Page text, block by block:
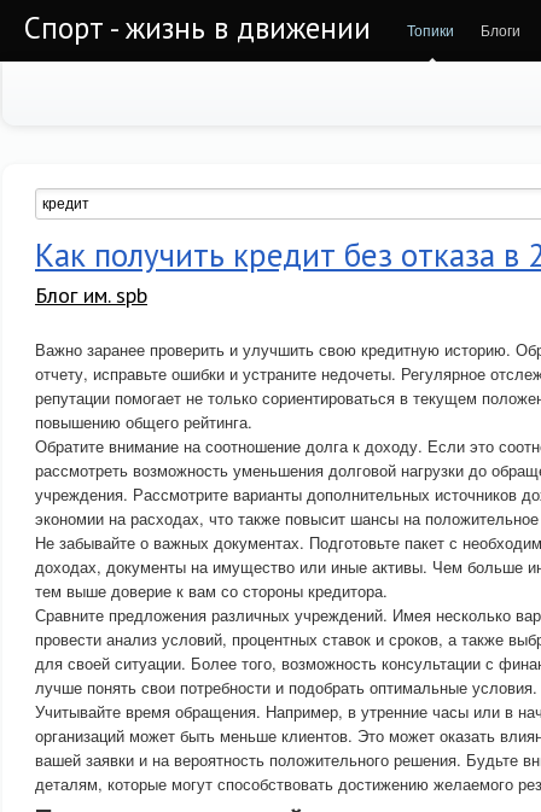
Спорт - жизнь в движении Топики Блоги
Как получить кредит без отказа в
Блог им. spb
Важно заранее проверить и улучшить свою кредитную историю.
отчету, исправьте ошибки и устраните недочеты. Регулярное
репутации помогает не только сориентироваться в текущем
повышению общего рейтинга.
Обратите внимание на соотношение долга к доходу. Если это
рассмотреть возможность уменьшения долговой нагрузки до
учреждения. Рассмотрите варианты дополнительных источников
экономии на расходах, что также повысит шансы на
Не забывайте о важных документах. Подготовьте пакет с
доходах, документы на имущество или иные активы. Чем больше
тем выше доверие к вам со стороны кредитора.
Сравните предложения различных учреждений. Имея несколько
провести анализ условий, процентных ставок и сроков, а также
для своей ситуации. Более того, возможность консультации с
лучше понять свои потребности и подобрать оптимальные условия.
Учитывайте время обращения. Например, в утренние часы или в
организаций может быть меньше клиентов. Это может оказать
вашей заявки и на вероятность положительного решения. Будьте
деталям, которые могут способствовать достижению желаемого